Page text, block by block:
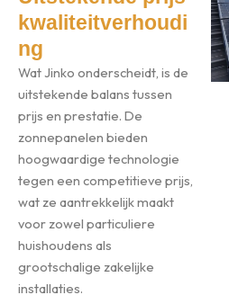
kwaliteitverhoudi
ng
Wat Jinko onderscheidt, is de
uitstekende balans tussen
prijs en prestatie. De
zonnepanelen bieden
hoogwaardige technologie
tegen een competitieve prijs,
wat ze aantrekkelijk maakt
voor zowel particuliere
huishoudens als
grootschalige zakelijke
installaties.